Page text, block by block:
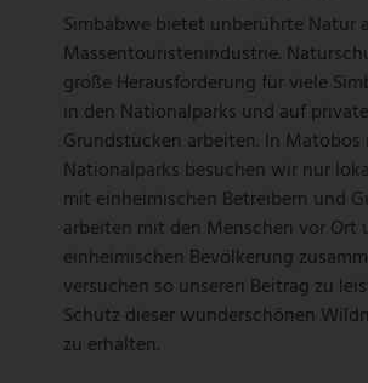
Simbabwe bietet unberührte Natur
Massentouristenindustrie.
große Herausforderung für viele
in den Nationalparks und auf
Grundstücken arbeiten. In Matobos
Nationalparks besuchen wir nur
mit einheimischen Betreibern und
arbeiten mit den Menschen vor Ort
einheimischen Bevölkerung
versuchen so unseren Beitrag zu
Schutz dieser wunderschönen
zu erhalten.